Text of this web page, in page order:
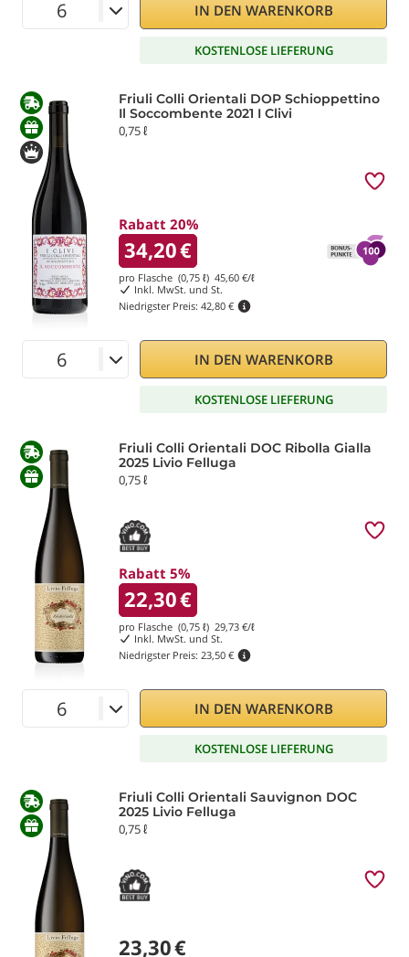
IN DEN WARENKORB
KOSTENLOSE LIEFERUNG
Friuli Colli Orientali DOP Schioppettino
Il Soccombente 2021 I Clivi
0,75 ℓ
Rabatt 20%
34,20€
pro Flasche (0,75 ℓ) 45,60 €/ℓ
Inkl. MwSt. und St.
Niedrigster Preis: 42,80 €
IN DEN WARENKORB
KOSTENLOSE LIEFERUNG
Friuli Colli Orientali DOC Ribolla Gialla
2025 Livio Felluga
0,75 ℓ
Rabatt 5%
22,30€
pro Flasche (0,75 ℓ) 29,73 €/ℓ
Inkl. MwSt. und St.
Niedrigster Preis: 23,50 €
IN DEN WARENKORB
KOSTENLOSE LIEFERUNG
Friuli Colli Orientali Sauvignon DOC
2025 Livio Felluga
0,75 ℓ
23,30€